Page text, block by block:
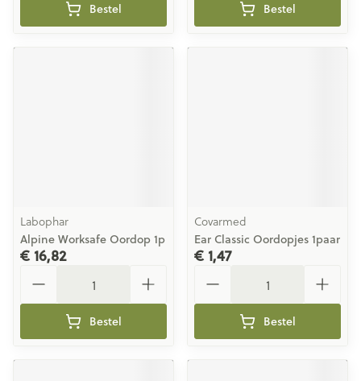
Bestel Bestel
Labophar
Alpine Worksafe Oordop 1p
€ 16,82
Bestel
Covarmed
Ear Classic Oordopjes 1paar
€ 1,47
Bestel